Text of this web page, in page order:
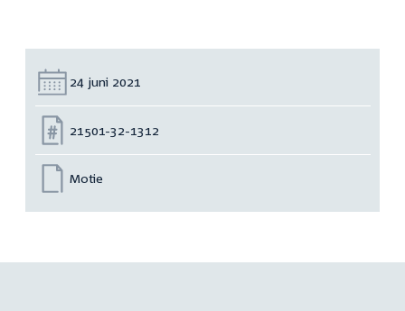
Datum:
24 juni 2021
Nummer:
21501-32-1312
Motie